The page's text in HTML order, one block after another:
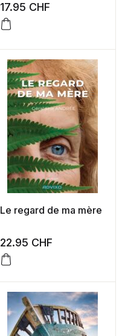
17.95 CHF
Le regard de ma mère
22.95 CHF